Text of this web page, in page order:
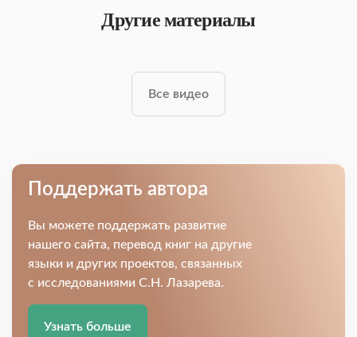
Другие материалы
Все видео
Поддержать автора
Вы можете поддержать развитие
нашего сайта, перевод книг на другие
языки и других проектов, связанных
с исследованиями С.Н. Лазарева.
Узнать больше